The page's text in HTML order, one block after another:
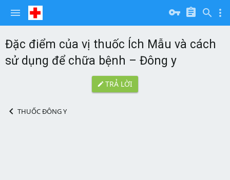
Đặc điểm của vị thuốc Ích Mẫu và cách
sử dụng để chữa bệnh – Đông y
TRẢ LỜI
THUỐC ĐÔNG Y